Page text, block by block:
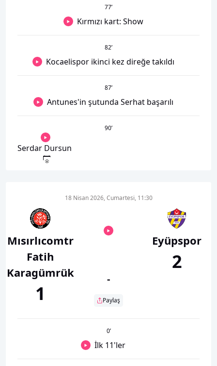
77’
Kırmızı kart: Show
82’
Kocaelispor ikinci kez direğe takıldı
87’
Antunes'in şutunda Serhat başarılı
90’
Serdar Dursun
Mısırlıcomtr
Fatih
Karagümrük
1
18 Nisan 2026, Cumartesi, 11:30
-
Paylaş
Eyüpspor
2
0’
İlk 11'ler